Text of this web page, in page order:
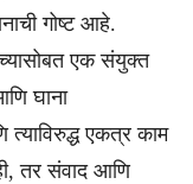
गोष्ट आहे.
एक संयुक्त
घाना
एकत्र काम
तर संवाद आणि